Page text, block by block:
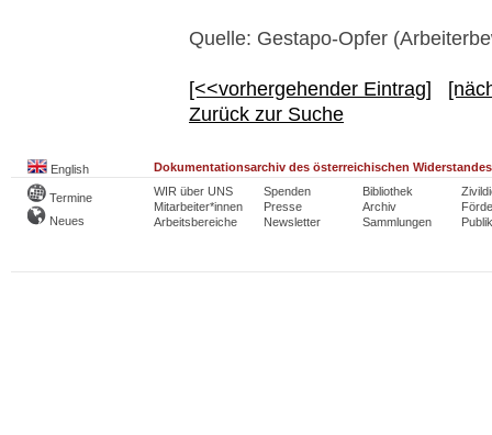
Quelle: Gestapo-Opfer
[<<vorhergehender Eintrag]
Zurück zur Suche
English Dokumentationsarchiv des österreichischen Widerstandes
Termine
Neues
WIR über UNS
Mitarbeiter*innen
Arbeitsbereiche
Spenden
Presse
Newsletter
Bibliothek
Archiv
Sammlungen